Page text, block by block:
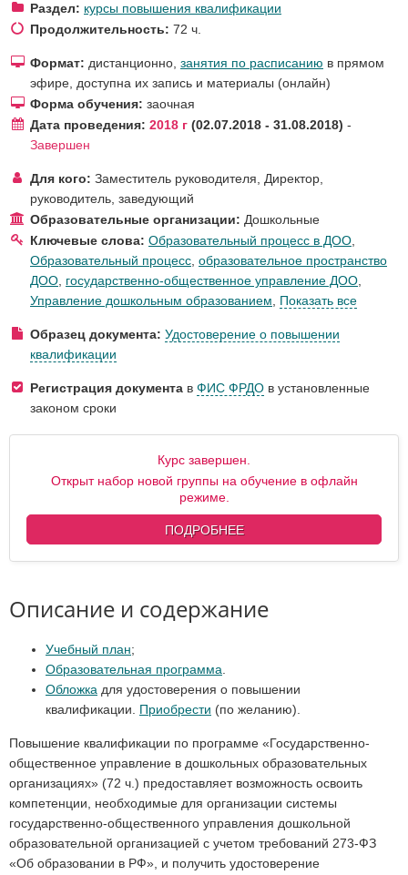
Раздел: курсы повышения квалификации
Продолжительность: 72 ч.
Формат: дистанционно, занятия по расписанию в прямом
эфире, доступна их запись и материалы (онлайн)
Форма обучения: заочная
Дата проведения: 2018 г 02.07.2018 - 31.08.2018 -
Завершен
Для кого: Заместитель руководителя, Директор,
руководитель, заведующий
Образовательные организации: Дошкольные
Ключевые слова: Образовательный процесс в ДОО,
Образовательный процесс, образовательное пространство
ДОО, государственно-общественное управление ДОО,
Управление дошкольным образованием, Показать все
Образец документа: Удостоверение о повышении
квалификации
Регистрация документа в ФИС ФРДО в установленные
законом сроки
Курс завершен.
Открыт набор новой группы на обучение в офлайн
режиме.
ПОДРОБНЕЕ
Описание и содержание
Учебный план;
Образовательная программа.
Обложка для удостоверения о повышении
квалификации. Приобрести (по желанию).
Повышение квалификации по программе «Государственно-
общественное управление в дошкольных образовательных
организациях» (72 ч.) предоставляет возможность освоить
компетенции, необходимые для организации системы
государственно-общественного управления дошкольной
образовательной организацией с учетом требований 273-ФЗ
«Об образовании в РФ», и получить удостоверение